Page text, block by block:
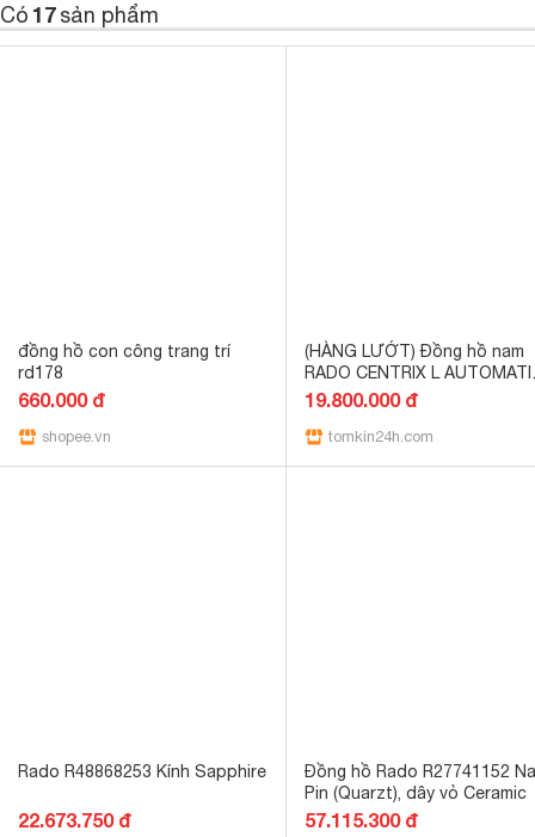
Có 17sản phẩm
đồng hồ con công trang trí
rd178
660.000 đ
shopee.vn
(HÀNG LƯỚT) Đồng hồ nam
RADO CENTRIX L
SWISS WATCH 38MM
19.800.000 đ
tomkin24h.com
Rado R48868253 Kính Sapphire
22.673.750 đ
Đồng hồ Rado R27741152
Pin (Quarzt), dây vỏ Ceramic
57.115.300 đ